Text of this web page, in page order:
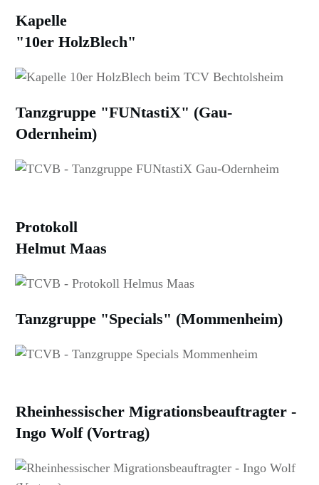
Kapelle
"10er HolzBlech"
Tanzgruppe "FUNtastiX" (Gau-
Odernheim)
Protokoll
Helmut Maas
Tanzgruppe "Specials" (Mommenheim)
Rheinhessischer Migrationsbeauftragter -
Ingo Wolf (Vortrag)